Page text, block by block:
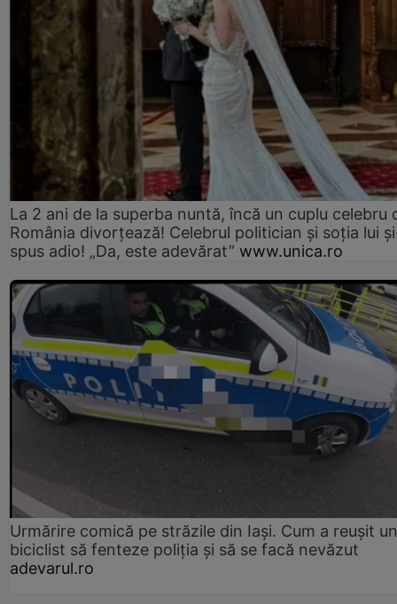
La 2 ani de la superba nuntă, încă un cuplu celebru
România divorțează! Celebrul politician și soția lui
spus adio! „Da, este adevărat” www.unica.ro
Urmărire comică pe străzile din Iași. Cum a reușit un
biciclist să fenteze poliția și să se facă nevăzut
adevarul.ro